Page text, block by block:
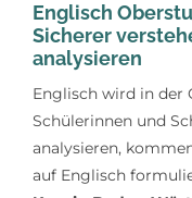
Lerntipps
Englisch
Sicherer
analysieren
Englisch wird in der
Schülerinnen und
analysieren,
auf Englisch